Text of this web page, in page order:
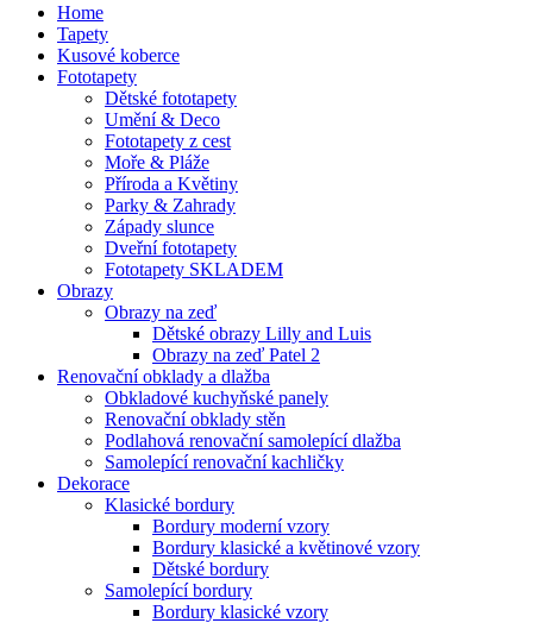
Home
Tapety
Kusové koberce
Fototapety
Dětské fototapety
Umění & Deco
Fototapety z cest
Moře & Pláže
Příroda a Květiny
Parky & Zahrady
Západy slunce
Dveřní fototapety
Fototapety SKLADEM
Obrazy
Obrazy na zeď
Dětské obrazy Lilly and Luis
Obrazy na zeď Patel 2
Renovační obklady a dlažba
Obkladové kuchyňské panely
Renovační obklady stěn
Podlahová renovační samolepící dlažba
Samolepící renovační kachličky
Dekorace
Klasické bordury
Bordury moderní vzory
Bordury klasické a květinové vzory
Dětské bordury
Samolepící bordury
Bordury klasické vzory